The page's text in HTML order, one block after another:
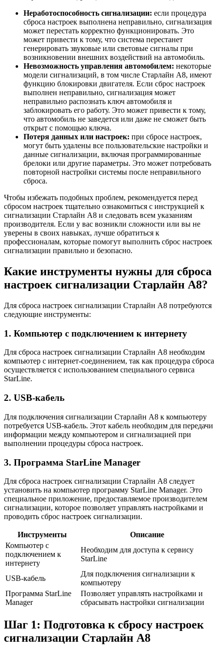
Неработоспособность сигнализации: если процедура
сброса настроек выполнена неправильно, сигнализация
может перестать корректно функционировать. Это
может привести к тому, что система перестанет
генерировать звуковые или световые сигналы при
возникновении внешних воздействий на автомобиль.
Невозможность управления автомобилем: некоторые
модели сигнализаций, в том числе Старлайн А8, имеют
функцию блокировки двигателя. Если сброс настроек
выполнен неправильно, сигнализация может
неправильно распознать ключ автомобиля и
заблокировать его работу. Это может привести к тому,
что автомобиль не заведется или даже не сможет быть
открыт с помощью ключа.
Потеря данных или настроек: при сбросе настроек,
могут быть удалены все пользовательские настройки и
данные сигнализации, включая программированные
брелоки или другие параметры. Это может потребовать
повторной настройки системы после неправильного
сброса.
Чтобы избежать подобных проблем, рекомендуется перед
сбросом настроек тщательно ознакомиться с инструкцией к
сигнализации Старлайн А8 и следовать всем указаниям
производителя. Если у вас возникли сложности или вы не
уверены в своих навыках, лучше обратиться к
профессионалам, которые помогут выполнить сброс настроек
сигнализации правильно и безопасно.
Какие инструменты нужны для сброса
настроек сигнализации Старлайн А8?
Для сброса настроек сигнализации Старлайн А8 потребуются
следующие инструменты:
1. Компьютер с подключением к интернету
Для сброса настроек сигнализации Старлайн А8 необходим
компьютер с интернет-соединением, так как процедура сброса
осуществляется с использованием специального сервиса
StarLine.
2. USB-кабель
Для подключения сигнализации Старлайн А8 к компьютеру
потребуется USB-кабель. Этот кабель необходим для передачи
информации между компьютером и сигнализацией при
выполнении процедуры сброса настроек.
3. Программа StarLine Manager
Для сброса настроек сигнализации Старлайн А8 следует
установить на компьютер программу StarLine Manager. Это
специальное приложение, предоставляемое производителем
сигнализации, которое позволяет управлять настройками и
проводить сброс настроек сигнализации.
Инструменты
Описание
Компьютер с
подключением к
интернету
Необходим для доступа к сервису
StarLine
USB-кабель
Для подключения сигнализации к
компьютеру
Программа StarLine
Manager
Позволяет управлять настройками и
сбрасывать настройки сигнализации
Шаг 1: Подготовка к сбросу настроек
сигнализации Старлайн А8